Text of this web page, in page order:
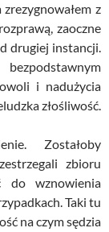
z
zaoczne
drugiej instancji.
i nadużycia
złośliwość.
Zostałoby
zbioru
do wznowienia
Taki tu
na czym sędzia